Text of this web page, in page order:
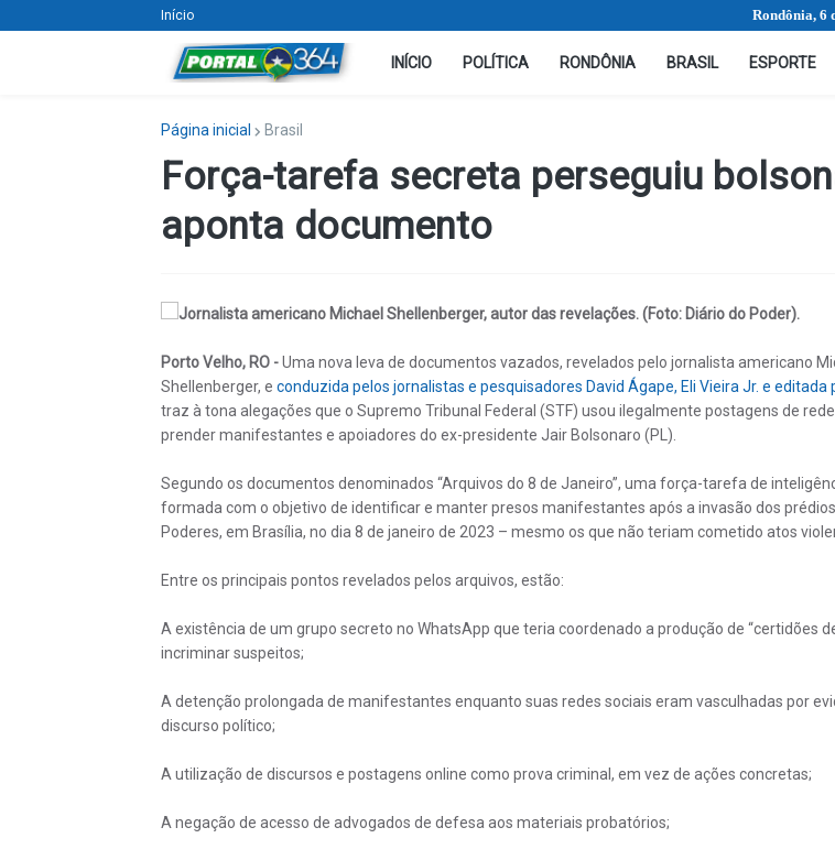
Início Rondônia, 6
INÍCIO POLÍTICA RONDÔNIA BRASIL ESPORTE
Página inicial Brasil
Força-tarefa secreta perseguiu
aponta documento
Jornalista americano Michael Shellenberger, autor das revelações. (Foto: Diário do Poder).
Porto Velho, RO -Uma nova leva de documentos vazados, revelados pelo jornalista americano
Shellenberger, e conduzida pelos jornalistas e pesquisadores David Ágape, Eli Vieira Jr. e editada
traz à tona alegações que o Supremo Tribunal Federal (STF) usou ilegalmente postagens de
prender manifestantes e apoiadores do ex-presidente Jair Bolsonaro (PL).
Segundo os documentos denominados “Arquivos do 8 de Janeiro”, uma força-tarefa de
formada com o objetivo de identificar e manter presos manifestantes após a invasão dos
Poderes, em Brasília, no dia 8 de janeiro de 2023 – mesmo os que não teriam cometido atos
Entre os principais pontos revelados pelos arquivos, estão:
A existência de um grupo secreto no WhatsApp que teria coordenado a produção de “certidões
incriminar suspeitos;
A detenção prolongada de manifestantes enquanto suas redes sociais eram vasculhadas por
discurso político;
A utilização de discursos e postagens online como prova criminal, em vez de ações concretas;
A negação de acesso de advogados de defesa aos materiais probatórios;